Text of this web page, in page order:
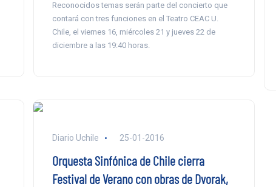
Reconocidos temas serán parte del concierto que
contará con tres funciones en el Teatro CEAC U.
Chile, el viernes 16, miércoles 21 y jueves 22 de
diciembre a las 19:40 horas.
Diario Uchile 25-01-2016
Orquesta Sinfónica de Chile cierra
Festival de Verano con obras de Dvorak,